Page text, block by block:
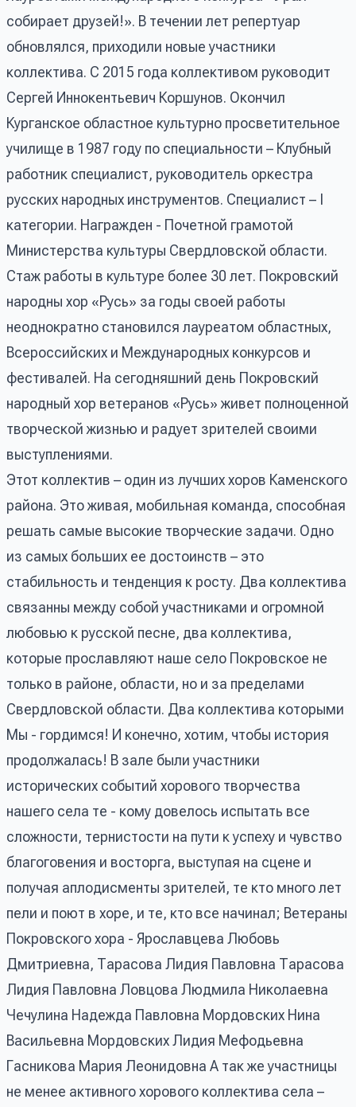
собирает друзей!». В течении лет репертуар
обновлялся, приходили новые участники
коллектива. С 2015 года коллективом руководит
Сергей Иннокентьевич Коршунов. Окончил
Курганское областное культурно просветительное
училище в 1987 году по специальности – Клубный
работник специалист, руководитель оркестра
русских народных инструментов. Специалист – I
категории. Награжден - Почетной грамотой
Министерства культуры Свердловской области.
Стаж работы в культуре более 30 лет. Покровский
народны хор «Русь» за годы своей работы
неоднократно становился лауреатом областных,
Всероссийских и Международных конкурсов и
фестивалей. На сегодняшний день Покровский
народный хор ветеранов «Русь» живет полноценной
творческой жизнью и радует зрителей своими
выступлениями.
Этот коллектив – один из лучших хоров Каменского
района. Это живая, мобильная команда, способная
решать самые высокие творческие задачи. Одно
из самых больших ее достоинств – это
стабильность и тенденция к росту. Два коллектива
связанны между собой участниками и огромной
любовью к русской песне, два коллектива,
которые прославляют наше село Покровское не
только в районе, области, но и за пределами
Свердловской области. Два коллектива которыми
Мы - гордимся! И конечно, хотим, чтобы история
продолжалась! В зале были участники
исторических событий хорового творчества
нашего села те - кому довелось испытать все
сложности, тернистости на пути к успеху и чувство
благоговения и восторга, выступая на сцене и
получая аплодисменты зрителей, те кто много лет
пели и поют в хоре, и те, кто все начинал; Ветераны
Покровского хора - Ярославцева Любовь
Дмитриевна, Тарасова Лидия Павловна Тарасова
Лидия Павловна Ловцова Людмила Николаевна
Чечулина Надежда Павловна Мордовских Нина
Васильевна Мордовских Лидия Мефодьевна
Гасникова Мария Леонидовна А так же участницы
не менее активного хорового коллектива села –